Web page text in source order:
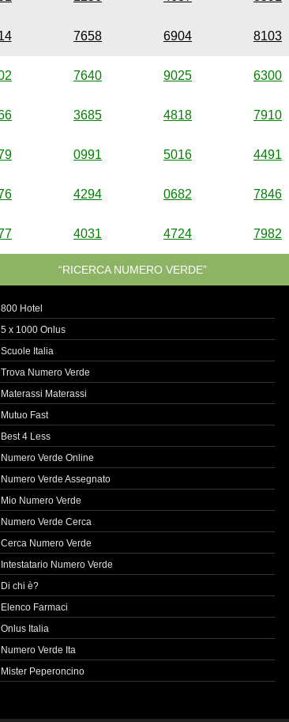
7658 6904 8103
7640 9025 6300
3685 4818 7910
0991 5016 4491
4294 0682 7846
4031 4724 7982
“RICERCA NUMERO VERDE”
800 Hotel
5 x 1000 Onlus
Scuole Italia
Trova Numero Verde
Materassi Materassi
Mutuo Fast
Best 4 Less
Numero Verde Online
Numero Verde Assegnato
Mio Numero Verde
Numero Verde Cerca
Cerca Numero Verde
Intestatario Numero Verde
Di chi è?
Elenco Farmaci
Onlus Italia
Numero Verde Ita
Mister Peperoncino